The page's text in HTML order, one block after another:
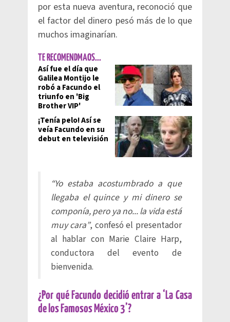
por esta nueva aventura, reconoció que
el factor del dinero pesó más de lo que
muchos imaginarían.
TE RECOMENDMAOS...
Así fue el día que
Galilea Montijo le
robó a Facundo el
triunfo en 'Big
Brother VIP'
¡Tenía pelo! Así se
veía Facundo en su
debut en televisión
“Yo estaba acostumbrado a que
llegaba el quince y mi dinero se
componía, pero ya no... la vida está
muy cara”, confesó el presentador
al hablar con Marie Claire Harp,
conductora del evento de
bienvenida.
¿Por qué Facundo decidió entrar a ‘La Casa
de los Famosos México 3’?